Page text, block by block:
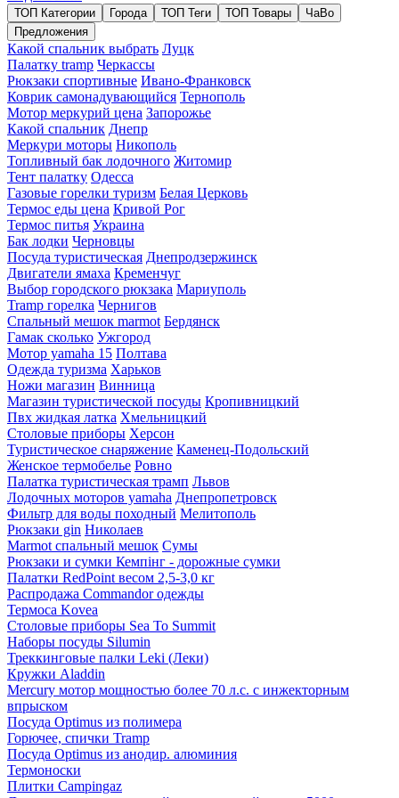
ТОП Категории Города ТОП Теги ТОП Товары
ЧаВо
Предложения
Какой спальник выбрать Луцк
Палатку tramp Черкассы
Рюкзаки спортивные Ивано-Франковск
Коврик самонадувающийся Тернополь
Мотор меркурий цена Запорожье
Какой спальник Днепр
Меркури моторы Никополь
Топливный бак лодочного Житомир
Тент палатку Одесса
Газовые горелки туризм Белая Церковь
Термос еды цена Кривой Рог
Термос питья Украина
Бак лодки Черновцы
Посуда туристическая Днепродзержинск
Двигатели ямаха Кременчуг
Выбор городского рюкзака Мариуполь
Tramp горелка Чернигов
Спальный мешок marmot Бердянск
Гамак сколько Ужгород
Мотор yamaha 15 Полтава
Одежда туризма Харьков
Ножи магазин Винница
Магазин туристической посуды Кропивницкий
Пвх жидкая латка Хмельницкий
Столовые приборы Херсон
Туристическое снаряжение Каменец-Подольский
Женское термобелье Ровно
Палатка туристическая трамп Львов
Лодочных моторов yamaha Днепропетровск
Фильтр для воды походный Мелитополь
Рюкзаки gin Николаев
Marmot спальный мешок Сумы
Рюкзаки и сумки Кемпінг - дорожные сумки
Палатки RedPoint весом 2,5-3,0 кг
Распродажа Commandor одежды
Термоса Kovea
Столовые приборы Sea To Summit
Наборы посуды Silumin
Треккинговые палки Leki (Леки)
Кружки Aladdin
Mercury мотор мощностью более 70 л.с. с инжекторным
впрыском
Посуда Optimus из полимера
Горючее, спички Tramp
Посуда Optimus из анодир. алюминия
Термоноски
Плитки Campingaz